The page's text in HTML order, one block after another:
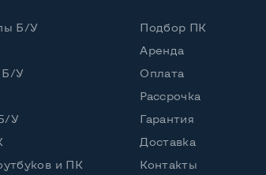
(1,80 - 3,50 GHz)
или HDD
Б/У
Б/У
У
и ПК
Подбор ПК
Аренда
Оплата
Рассрочка
Гарантия
Доставка
Контакты